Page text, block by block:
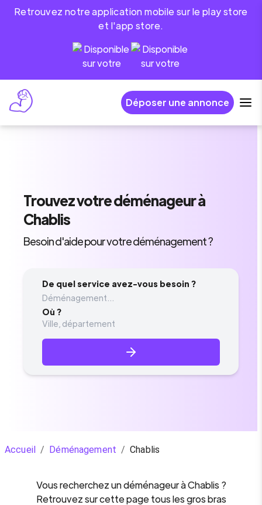
Retrouvez notre application mobile sur le play store
et l'app store.
Déposer une annonce
Trouvezvotre déménageurà
Chablis
Besoin d'aide pour votre déménagement ?
De quel service avez-vous besoin ?
Déménagement...
Où ?
Accueil / Déménagement / Chablis
Vous recherchez undéménageuràChablis ?
Retrouvez sur cette page tous les gros bras